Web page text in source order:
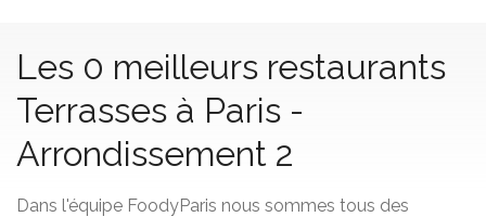
Les 0 meilleurs restaurants
Terrasses à Paris -
Arrondissement 2
Dans l'équipe FoodyParis nous sommes tous des